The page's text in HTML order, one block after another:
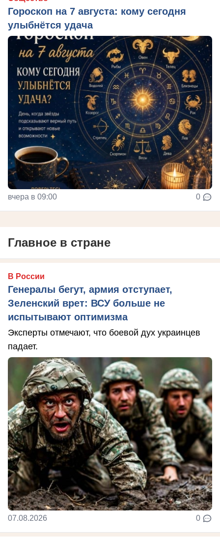
Гороскоп на 7 августа: кому сегодня
улыбнётся удача
вчера в 09:00 0
Главное в стране
В России
Генералы бегут, армия отступает,
Зеленский врет: ВСУ больше не
испытывают оптимизма
Эксперты отмечают, что боевой дух украинцев
падает.
07.08.2026 0